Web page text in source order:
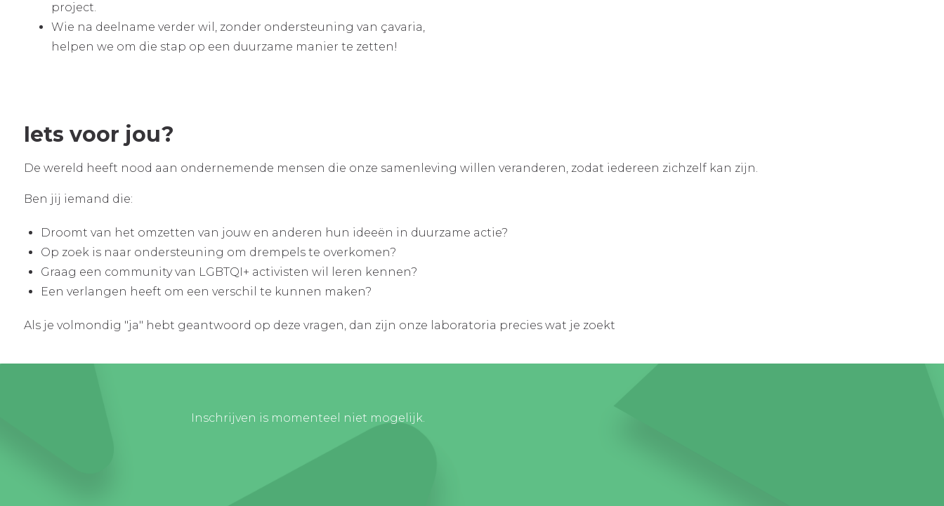
project.
Wie na deelname verder wil, zonder ondersteuning van çavaria,
helpen we om die stap op een duurzame manier te zetten!
Iets voor jou?
De wereld heeft nood aan ondernemende mensen die onze samenleving willen veranderen, zodat iedereen zichzelf kan zijn.
Ben jij iemand die:
Droomt van het omzetten van jouw en anderen hun ideeën in duurzame actie?
Op zoek is naar ondersteuning om drempels te overkomen?
Graag een community van LGBTQI+ activisten wil leren kennen?
Een verlangen heeft om een verschil te kunnen maken?
Als je volmondig "ja" hebt geantwoord op deze vragen, dan zijn onze laboratoria precies wat je zoekt
Inschrijven is momenteel niet mogelijk.